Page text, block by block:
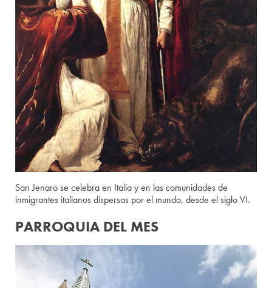
San Jenaro se celebra en Italia y en las comunidades de
inmigrantes italianos dispersas por el mundo, desde el siglo VI.
PARROQUIA DEL MES